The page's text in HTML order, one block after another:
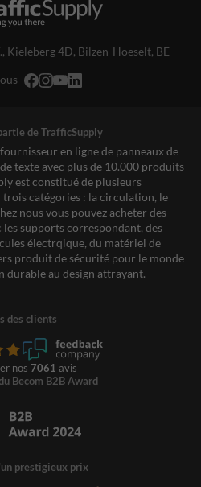
Kieleberg 4D, Bilzen-Hoeselt, BE
de TrafficSupply
en ligne de panneaux de
texte avec plus de 10.000 produits
est constitué de plusieurs
catégories : la circulation, le
nous vous pouvez acheter des
les supports correspondant, des
électrqique, du matériel de
produit de sécurité pour le monde
au design attrayant.
des clients
nos 7061 avis
Becom B2B Award
prestigieux prix